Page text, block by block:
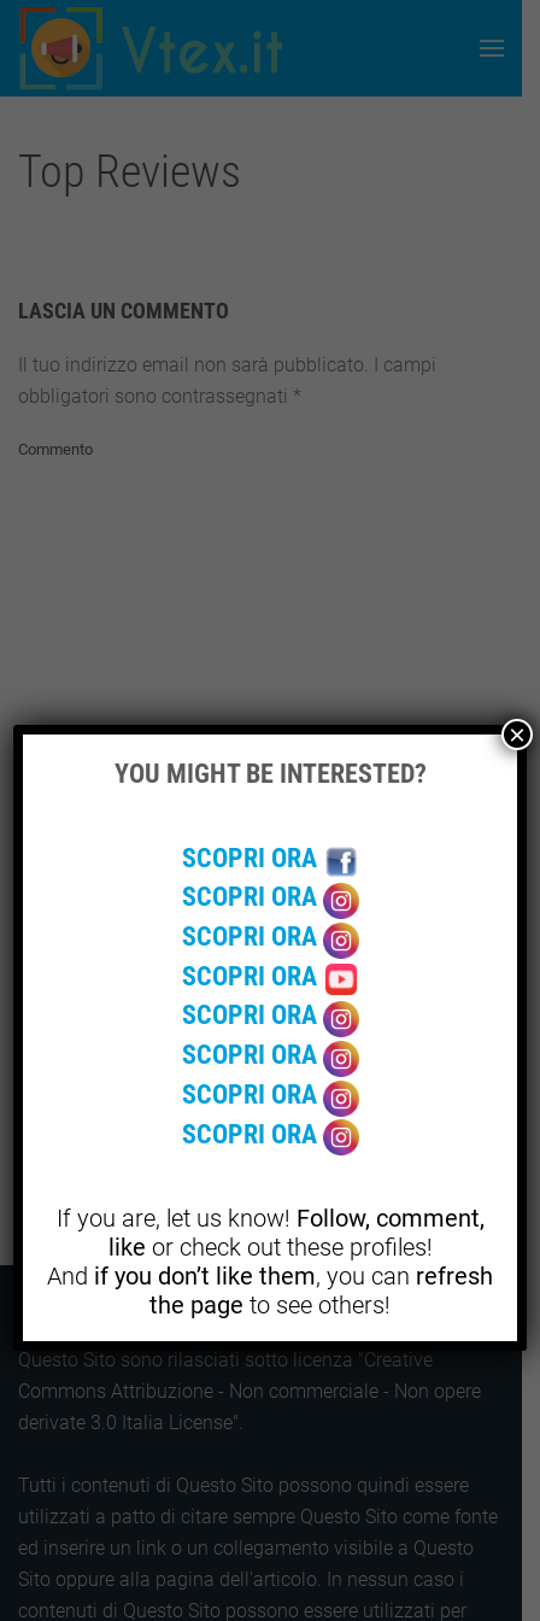
Skip to main content
Top Reviews
LASCIA UN COMMENTO
Il tuo indirizzo email non sarà pubblicato. I campi
obbligatori sono contrassegnati *
Commento
Salva il mio nome, email e sito web in questo browser per la
prossima volta che commento.
Questo Sito sono rilasciati sotto licenza "Creative
Commons Attribuzione - Non commerciale - Non opere
derivate 3.0 Italia License".
Tutti i contenuti di Questo Sito possono quindi essere
utilizzati a patto di citare sempre Questo Sito come fonte
ed inserire un link o un collegamento visibile a Questo
Sito oppure alla pagina dell'articolo. In nessun caso i
contenuti di Questo Sito possono essere utilizzati per
YOU MIGHT BE INTERESTED?
SCOPRI ORA
SCOPRI ORA
SCOPRI ORA
SCOPRI ORA
SCOPRI ORA
SCOPRI ORA
SCOPRI ORA
SCOPRI ORA
If you are, let us know! Follow, comment,
like or check out these profiles!
And if you don’t like them, you can refresh
the page to see others!
×